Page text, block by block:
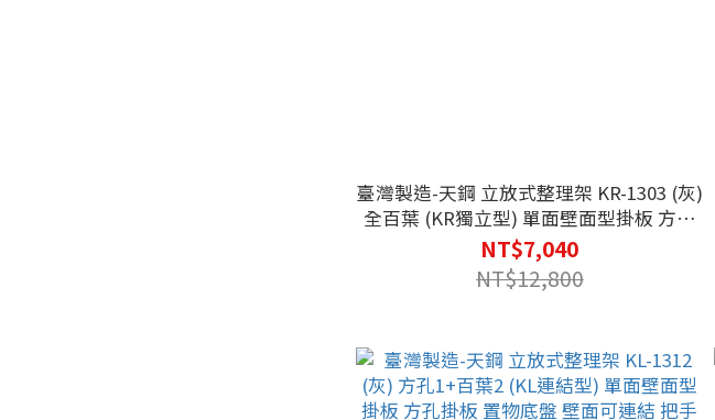
臺灣製造-天鋼 立放式整理架 KR-1303 (灰)
全百葉 (KR獨立型) 單面壁面型掛板 方孔
掛板 置物底盤 壁面可連結 把手 棚板 機動
作業 連結擴充
NT$7,040
NT$12,800